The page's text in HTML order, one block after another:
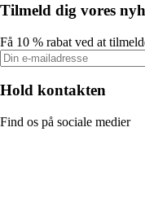
Tilmeld dig vores
Få 10 % rabat ved at
Hold kontakten
Find os på sociale medier